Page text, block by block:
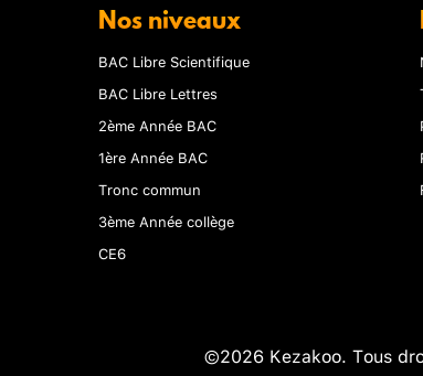
Nos niveaux
BAC Libre Scientifique
BAC Libre Lettres
2ème Année BAC
1ère Année BAC
Tronc commun
3ème Année collège
CE6
©2026 Kezakoo. Tous